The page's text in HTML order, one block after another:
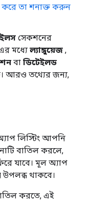
করে তা শনাক্ত করুন
সেকশনের
মধ্যে ল্যাঙ্গুয়েজ ,
বা ডিটেইলড
আরও তথ্যের জন্য,
লিস্টিং আপনি
বাতিল করলে,
যাবে। মূল অ্যাপ
উপলব্ধ থাকবে।
করতে, এই